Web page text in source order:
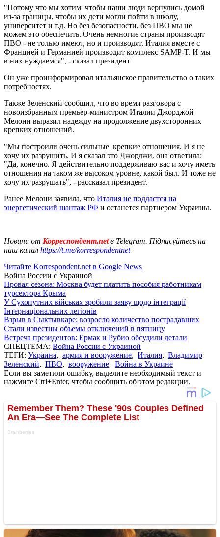
"Потому что мы хотим, чтобы наши люди вернулись домой
из-за границы, чтобы их дети могли пойти в школу,
университет и т.д. Но без безопасности, без ПВО мы не
можем это обеспечить. Очень немногие страны производят
ПВО - не только имеют, но и производят. Италия вместе с
Францией и Германией производит комплекс SAMP-T. И мы
в них нуждаемся", - сказал президент.
Он уже проинформировал итальянское правительство о таких
потребностях.
Также Зеленский сообщил, что во время разговора с
новоизбранным премьер-министром Италии Джорджой
Мелони выразил надежду на продолжение двухсторонних
крепких отношений.
"Мы построили очень сильные, крепкие отношения. И я не
хочу их разрушить. И я сказал это Джорджи, она ответила:
"Да, конечно. Я действительно поддерживаю вас и хочу иметь
отношения на таком же высоком уровне, какой был. И тоже не
хочу их разрушать", - рассказал президент.
Ранее Мелони заявила, что Италия не поддастся на
энергетический шантаж РФ и останется партнером Украины.
Новини от Корреспондент.netв Telegram. Підписуйтесь на
наш канал https://t.me/korrespondentnet
Читайте Korrespondent.net в Google News
Война России с Украиной
Провал сезона: Москва будет платить пособия работникам
турсектора Крыма
У Сухопутних військах зробили заяву щодо інтеграції
Інтернаціональних легіонів
Взрыв в Сыктывкаре: возросло количество пострадавших
Стали известны объемы отключений в пятницу
Встреча президентов: Ермак и Рубио обсудили детали
СПЕЦТЕМА: Война России с Украиной
ТЕГИ: Украина, армия и вооружение, Италия, Владимир
Зеленский, ПВО, вооружение, Война в Украине
Если вы заметили ошибку, выделите необходимый текст и
нажмите Ctrl+Enter, чтобы сообщить об этом редакции.